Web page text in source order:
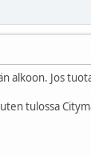
alkoon. Jos
tulossa